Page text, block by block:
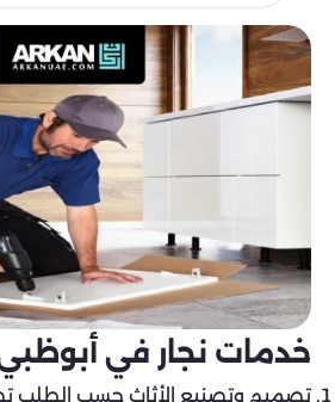
خدمات نجار في
تصميم وتصنيع الأثاث حسب الطلب